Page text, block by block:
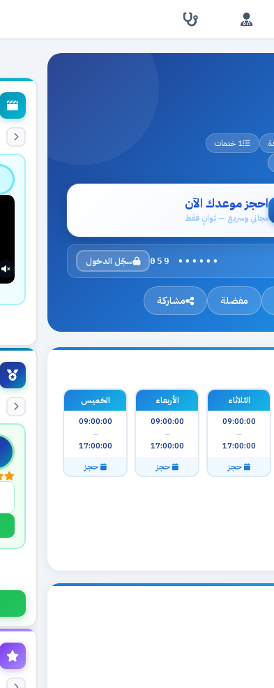
1 خدمات
احجز موعدك الآن
مجاني وسريع — ثوانٍ فقط
059 •••••• سجّل الدخول
مفضلة مشاركة
الثلاثاء
09:00:00
—
17:00:00
حجز
الأربعاء
09:00:00
—
17:00:00
حجز
الخميس
09:00:00
—
17:00:00
حجز